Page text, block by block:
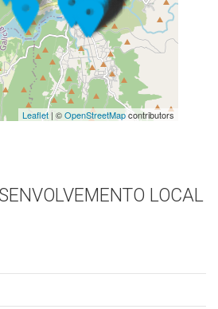
Leaflet| ©OpenStreetMapcontributors
LOCAL